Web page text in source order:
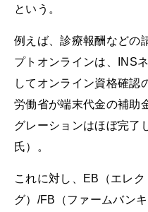
という。
例えば、診療報酬などの
プトオンラインは、INS
してオンライン資格確認
労働省が端末代金の補助
グレーションはほぼ完了
氏）。
これに対し、EB（エレ
グ）/FB（ファームバン